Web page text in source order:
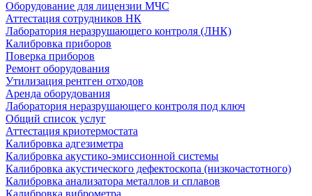
Оборудование для лицензии МЧС
Аттестация сотрудников НК
Лаборатория неразрушающего контроля (ЛНК)
Калибровка приборов
Поверка приборов
Ремонт оборудования
Утилизация рентген отходов
Аренда оборудования
Лаборатория неразрушающего контроля под ключ
Общий список услуг
Аттестация криотермостата
Калибровка адгезиметра
Калибровка акустико-эмиссионной системы
Калибровка акустического дефектоскопа (низкочастотного)
Калибровка анализатора металлов и сплавов
Калибровка виброметра